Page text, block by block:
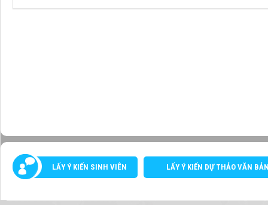
LẤY Ý KIẾN SINH VIÊN LẤY Ý KIẾN DỰ THẢO VĂN